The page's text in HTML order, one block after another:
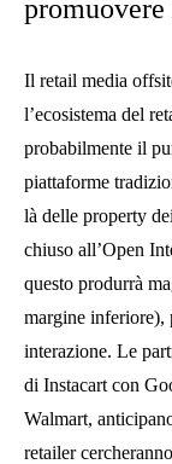
Il retail media
l’ecosistema del
probabilmente il
piattaforme
là delle property
chiuso all’Open
questo produrrà
margine inferiore),
interazione. Le
di Instacart con
Walmart,
retailer